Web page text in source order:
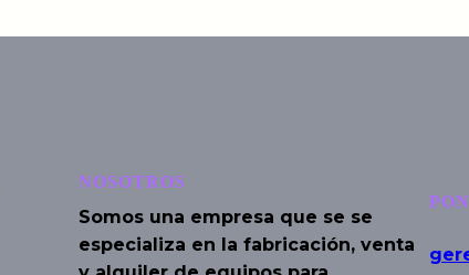
NOSOTROS
Somos una empresa que se se
especializa en la fabricación, venta